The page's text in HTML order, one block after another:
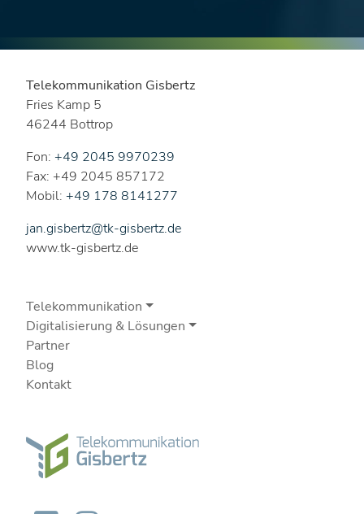
Telekommunikation Gisbertz
Fries Kamp 5
46244 Bottrop
Fon: +49 2045 9970239
Fax: +49 2045 857172
Mobil: +49 178 8141277
jan.gisbertz@tk-gisbertz.de
www.tk-gisbertz.de
Telekommunikation
Digitalisierung & Lösungen
Partner
Blog
Kontakt